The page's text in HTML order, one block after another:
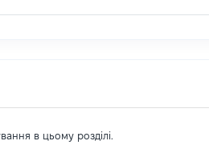
в цьому розділі.